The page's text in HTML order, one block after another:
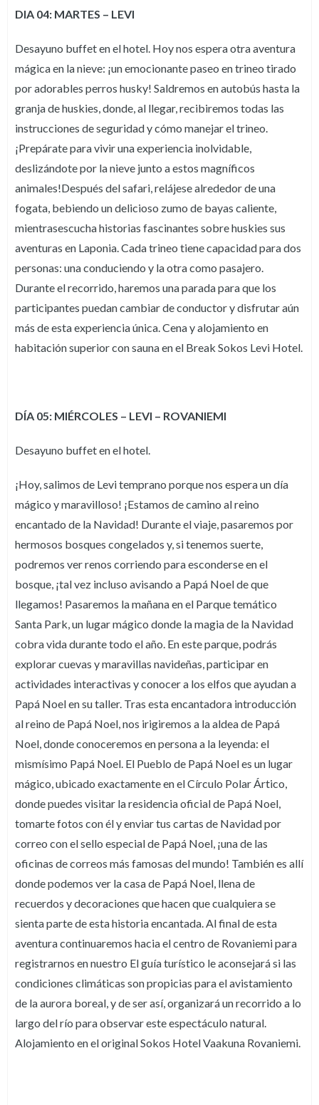
DIA 04: MARTES – LEVI
Desayuno buffet en el hotel. Hoy nos espera otra aventura
mágica en la nieve: ¡un emocionante paseo en trineo tirado
por adorables perros husky! Saldremos en autobús hasta la
granja de huskies, donde, al llegar, recibiremos todas las
instrucciones de seguridad y cómo manejar el trineo.
¡Prepárate para vivir una experiencia inolvidable,
deslizándote por la nieve junto a estos magníficos
animales!Después del safari, relájese alrededor de una
fogata, bebiendo un delicioso zumo de bayas caliente,
mientrasescucha historias fascinantes sobre huskies sus
aventuras en Laponia. Cada trineo tiene capacidad para dos
personas: una conduciendo y la otra como pasajero.
Durante el recorrido, haremos una parada para que los
participantes puedan cambiar de conductor y disfrutar aún
más de esta experiencia única. Cena y alojamiento en
habitación superior con sauna en el Break Sokos Levi Hotel.
DÍA 05: MIÉRCOLES – LEVI – ROVANIEMI
Desayuno buffet en el hotel.
¡Hoy, salimos de Levi temprano porque nos espera un día
mágico y maravilloso! ¡Estamos de camino al reino
encantado de la Navidad! Durante el viaje, pasaremos por
hermosos bosques congelados y, si tenemos suerte,
podremos ver renos corriendo para esconderse en el
bosque, ¡tal vez incluso avisando a Papá Noel de que
llegamos! Pasaremos la mañana en el Parque temático
Santa Park, un lugar mágico donde la magia de la Navidad
cobra vida durante todo el año. En este parque, podrás
explorar cuevas y maravillas navideñas, participar en
actividades interactivas y conocer a los elfos que ayudan a
Papá Noel en su taller. Tras esta encantadora introducción
al reino de Papá Noel, nos irigiremos a la aldea de Papá
Noel, donde conoceremos en persona a la leyenda: el
mismísimo Papá Noel. El Pueblo de Papá Noel es un lugar
mágico, ubicado exactamente en el Círculo Polar Ártico,
donde puedes visitar la residencia oficial de Papá Noel,
tomarte fotos con él y enviar tus cartas de Navidad por
correo con el sello especial de Papá Noel, ¡una de las
oficinas de correos más famosas del mundo! También es allí
donde podemos ver la casa de Papá Noel, llena de
recuerdos y decoraciones que hacen que cualquiera se
sienta parte de esta historia encantada. Al final de esta
aventura continuaremos hacia el centro de Rovaniemi para
registrarnos en nuestro El guía turístico le aconsejará si las
condiciones climáticas son propicias para el avistamiento
de la aurora boreal, y de ser así, organizará un recorrido a lo
largo del río para observar este espectáculo natural.
Alojamiento en el original Sokos Hotel Vaakuna Rovaniemi.